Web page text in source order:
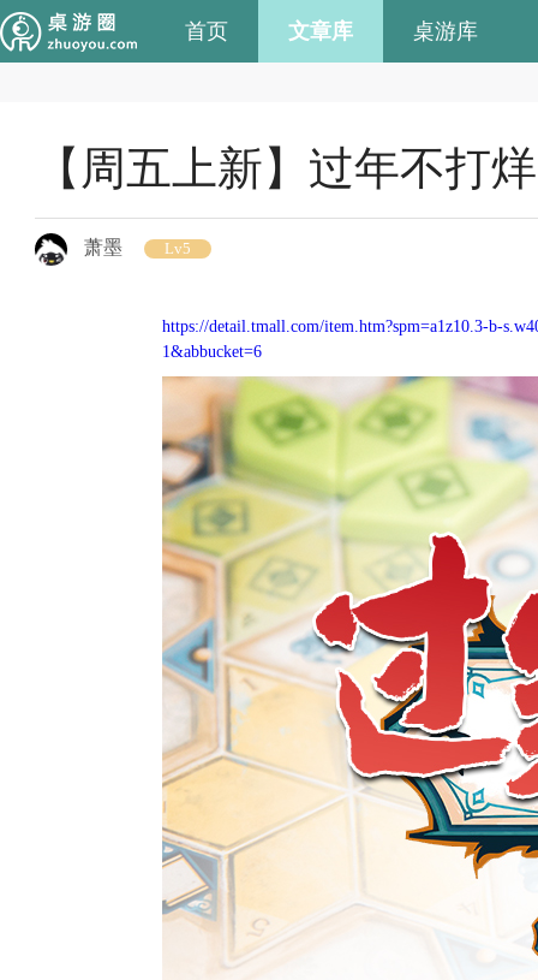
首页 文章库 桌游库
【周五上新】过年不打
萧墨 Lv5
https://detail.tmall.com/item.htm?spm=a1z10.3-b-
1&abbucket=6